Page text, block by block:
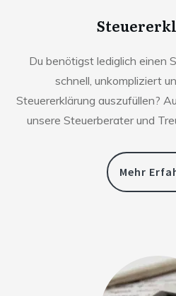
Du benötigst lediglich einen
schnell, unkompliziert
Steuererklärung auszufüllen?
unsere Steuerberater und
Mehr